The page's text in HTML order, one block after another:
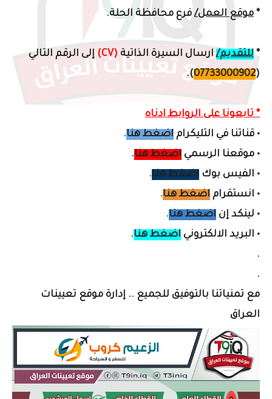
* موقع العمل/فرع محافظة الحلة.
* للتقديم/ارسال السيرة الذاتية (CV)
إلى الرقم التالي
(
07733000902
).
* تابعونا على الروابط ادناه
• قناتنا في التليكرام اضغط هنا.
• موقعنا الرسمي اضغط هنا.
• الفيس بوك اضغط هنا.
• انستقرام اضغط هنا.
• لينكد إن اضغط هنا.
• البريد الالكتروني اضغط هنا.
.
.
مع تمنياتنا بالتوفيق للجميع .. إدارة موقع تعيينات
العراق